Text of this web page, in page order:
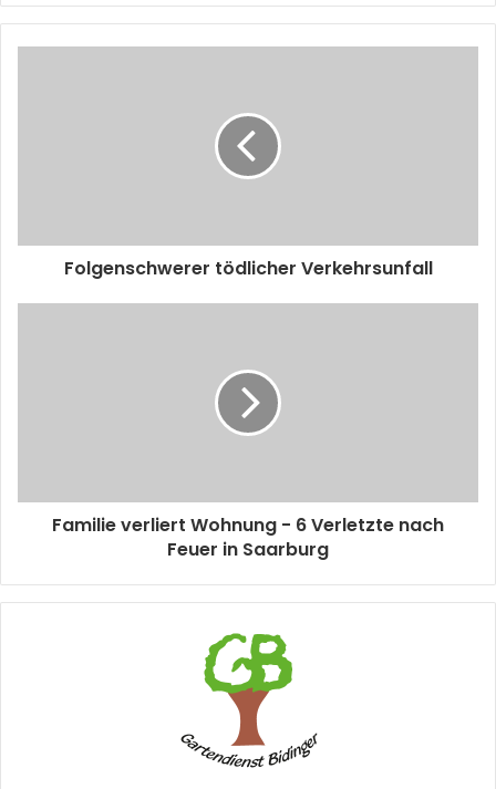
Folgenschwerer tödlicher Verkehrsunfall
Familie verliert Wohnung - 6 Verletzte nach
Feuer in Saarburg